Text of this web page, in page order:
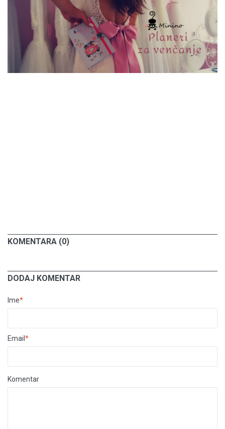
KOMENTARA (0)
DODAJ KOMENTAR
Ime*
Email *
Komentar